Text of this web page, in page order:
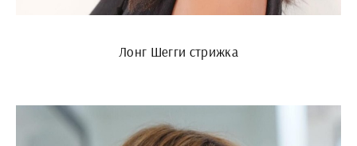
Лонг Шегги стрижка